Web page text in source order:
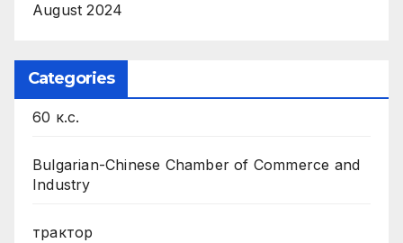
August 2024
Categories
60 к.с.
Bulgarian-Chinese Chamber of Commerce and
Industry
трактор